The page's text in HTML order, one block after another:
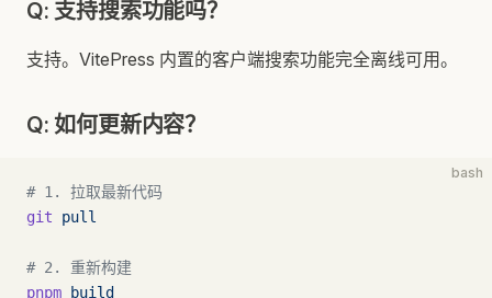
Q: 支持搜索功能吗？
支持。VitePress 内置的客户端搜索功能完全离线可用。
Q: 如何更新内容？
bash
# 1. 拉取最新代码
git pull
# 2. 重新构建
pnpm build